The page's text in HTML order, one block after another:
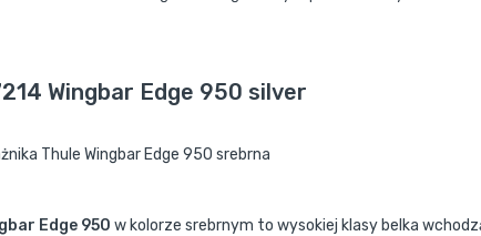
Wingbar Edge 950 silver
Thule Wingbar Edge 950 srebrna
Edge 950 w kolorze srebrnym to wysokiej klasy belka